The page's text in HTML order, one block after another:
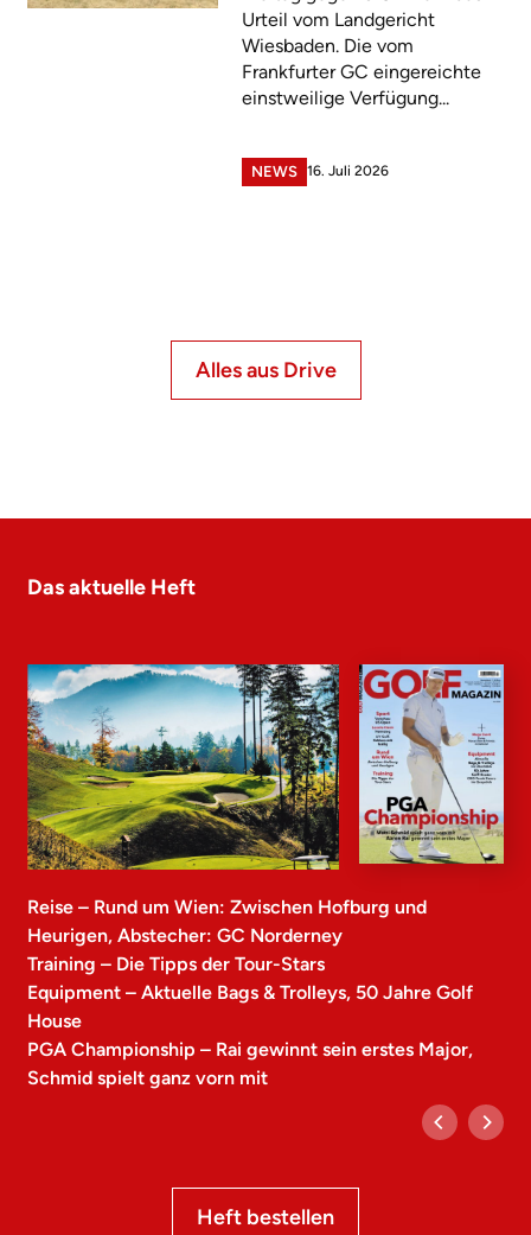
Urteil vom Landgericht
Wiesbaden. Die vom
Frankfurter GC eingereichte
einstweilige Verfügung...
NEWS 16. Juli 2026
Alles aus Drive
Das aktuelle Heft
Reise – Rund um Wien: Zwischen Hofburg und
Heurigen, Abstecher: GC Norderney
Training – Die Tipps der Tour-Stars
Equipment – Aktuelle Bags & Trolleys, 50 Jahre Golf
House
PGA Championship – Rai gewinnt sein erstes Major,
Schmid spielt ganz vorn mit
Heft bestellen